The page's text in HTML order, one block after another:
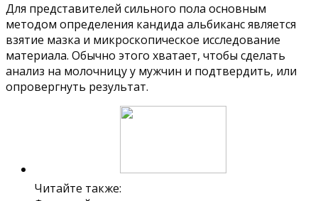
Для представителей сильного пола основным
методом определения кандида альбиканс является
взятие мазка и микроскопическое исследование
материала. Обычно этого хватает, чтобы сделать
анализ на молочницу у мужчин и подтвердить, или
опровергнуть результат.
Читайте также: